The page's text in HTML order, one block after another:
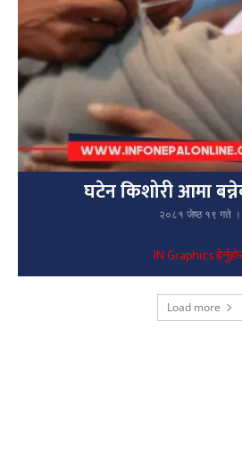
घटेन किशोरी आमा
२०८१ जेष्ठ १९ गते ।
IN Graphics
Load more